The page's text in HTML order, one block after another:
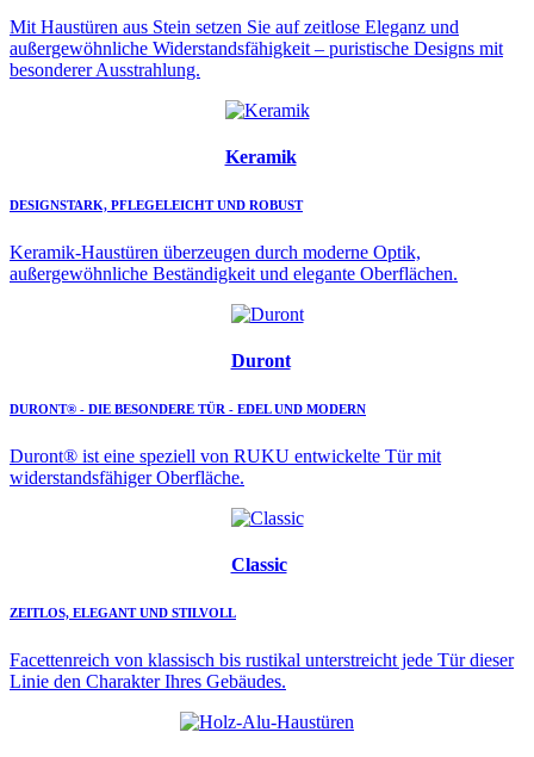
Mit Haustüren aus Stein setzen Sie auf zeitlose Eleganz und
außergewöhnliche Widerstandsfähigkeit – puristische Designs mit
besonderer Ausstrahlung.
Keramik
DESIGNSTARK, PFLEGELEICHT UND ROBUST
Keramik-Haustüren überzeugen durch moderne Optik,
außergewöhnliche Beständigkeit und elegante Oberflächen.
Duront
DURONT® - DIE BESONDERE TÜR - EDEL UND MODERN
Duront® ist eine speziell von RUKU entwickelte Tür mit
widerstandsfähiger Oberfläche.
Classic
ZEITLOS, ELEGANT UND STILVOLL
Facettenreich von klassisch bis rustikal unterstreicht jede Tür dieser
Linie den Charakter Ihres Gebäudes.